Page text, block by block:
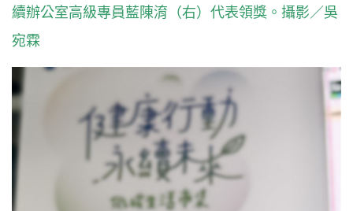
續辦公室高級專員藍陳淯（右）代表領獎。攝影／吳
宛霖